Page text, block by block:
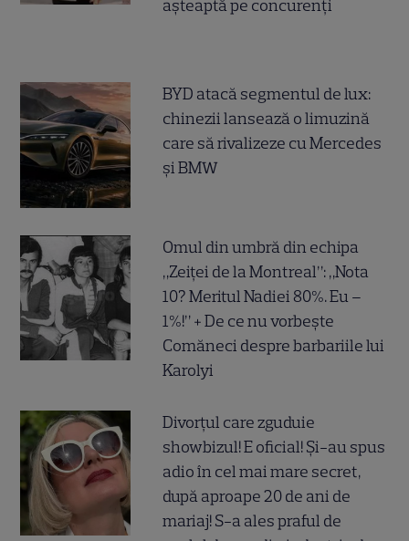
așteaptă pe concurenți
BYD atacă segmentul de lux:
chinezii lansează o limuzină
care să rivalizeze cu Mercedes
și BMW
Omul din umbră din echipa
„Zeiței de la Montreal”: „Nota
10? Meritul Nadiei 80%. Eu –
1%!” + De ce nu vorbește
Comăneci despre barbariile lui
Karolyi
Divorțul care zguduie
showbizul! E oficial! Și-au spus
adio în cel mai mare secret,
după aproape 20 de ani de
mariaj! S-a ales praful de